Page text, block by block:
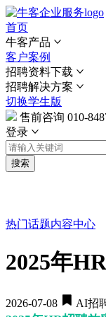
首页
牛客产品
客户案例
招聘资料下载
招聘解决方案
切换学生版
售前咨询 010-
登录
搜索
热门话题内容中心
2025年
2026-07-08 AI招